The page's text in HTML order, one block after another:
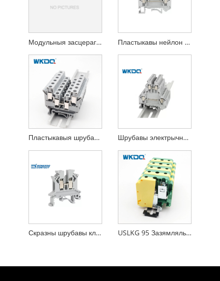
Модульныя засцерагальнікі з засцерагальнікамі кантактуюць 1000V / 232A Пластыкавы нейлон PA66 V0 Электрычная мантажная панэль, усталяваная праз шрубавую клетку
Пластыкавыя шрубавыя клеммныя калодкі Тыпы Din-рэйкі Засцерагальнік JUK 2,5 мм Шрубавы электрычны клеммнік для DIN-рэйкі, усталяваны на панэлі
Скразны шрубавы клеммнік, усталяваны на ўсталявальнай панэлі з пластыкавага нейлону PA66 USLKG 95 Зазямляльны клеммны блок Устаноўка на Din-рэйку 95 мм²